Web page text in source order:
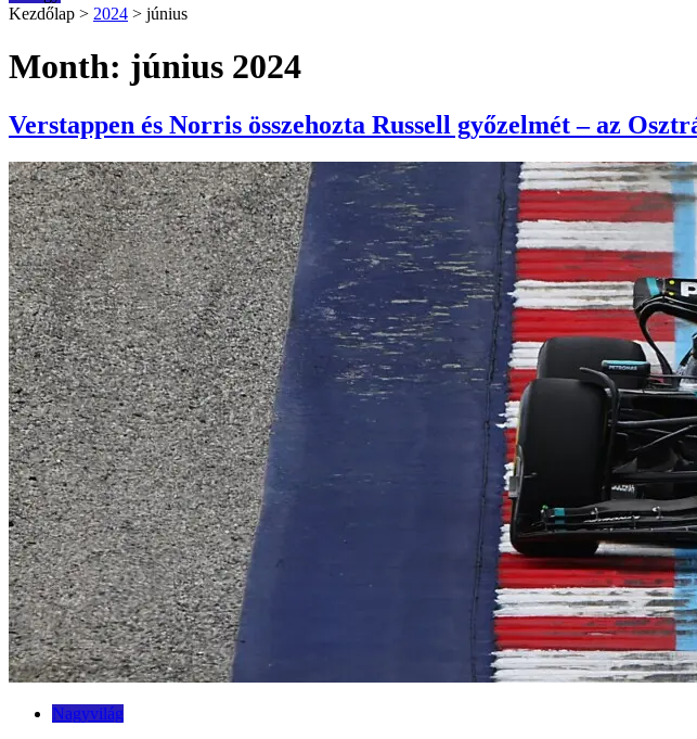
Kezdőlap > 2024 > június
Month: június 2024
Verstappen és Norris összehozta Russell győzelmét – az
Nagyvilág